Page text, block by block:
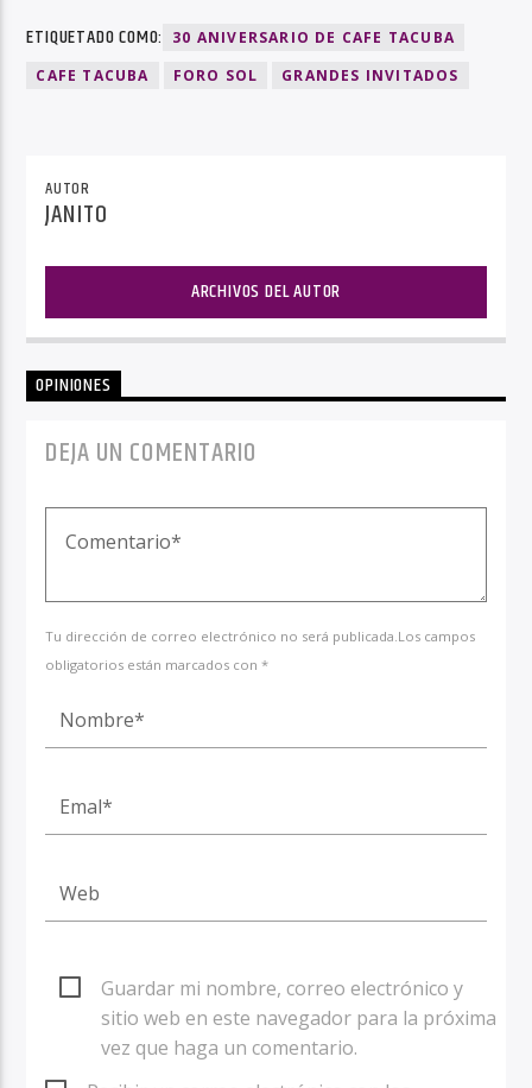
ETIQUETADO COMO:
30 ANIVERSARIO DE CAFE TACUBA
CAFE TACUBA
FORO SOL GRANDES INVITADOS
AUTOR
JANITO
ARCHIVOS DEL AUTOR
OPINIONES
DEJA UN COMENTARIO
Tu dirección de correo electrónico no será publicada.Los campos
obligatorios están marcados con *
Guardar mi nombre, correo electrónico y
sitio web en este navegador para la próxima
vez que haga un comentario.